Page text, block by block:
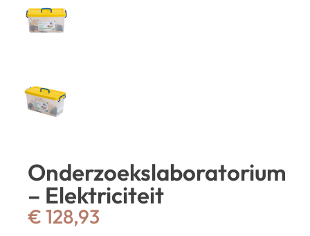
Onderzoekslaboratorium
– Elektriciteit
€ 128,93